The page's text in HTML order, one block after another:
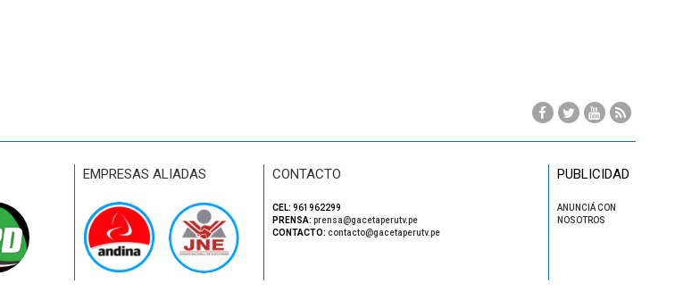
EMPRESAS ALIADAS CONTACTO
CEL: 961962299
PRENSA: prensa@gacetaperutv.pe
CONTACTO: contacto@gacetaperutv.pe
PUBLICIDAD
ANUNCIÁ CON
NOSOTROS